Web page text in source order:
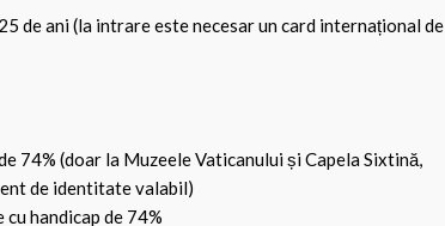
de ani (la intrare este necesar un card internațional de
74% (doar la Muzeele Vaticanului și Capela Sixtină,
de identitate valabil)
handicap de 74%